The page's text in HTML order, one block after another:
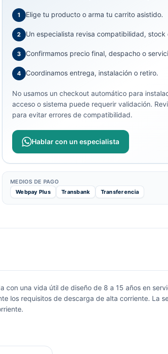
1 Elige tu producto o arma tu carrito asistido.
2 Un especialista revisa compatibilidad, stock
3 Confirmamos precio final, despacho o
4 Coordinamos entrega, instalación o retiro.
No usamos un checkout automático para
acceso o sistema puede requerir validación.
para evitar errores de compatibilidad.
Hablar con un especialista
MEDIOS DE PAGO
Webpay Plus
Transbank Transferencia
una vida útil de diseño de 8 a 15 años en
los requisitos de descarga de alta corriente. La